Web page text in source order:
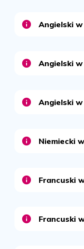
Angielski
Angielski
Angielski
Niemiecki
Francuski
Francuski